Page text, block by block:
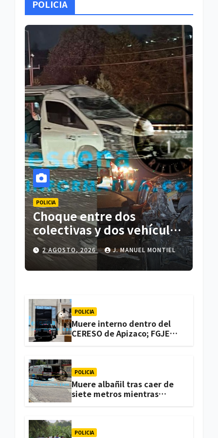
POLICIA
POLICIA
Choque entre dos
colectivas y dos vehículos
deja cinco personas
lesionadas en Atlihuetzia
2 AGOSTO, 2026 J. MANUEL MONTIEL
POLICIA
Muere interno dentro del
CERESO de Apizaco; FGJE
POLICIA
Muere albañil tras caer de
siete metros mientras
POLICIA